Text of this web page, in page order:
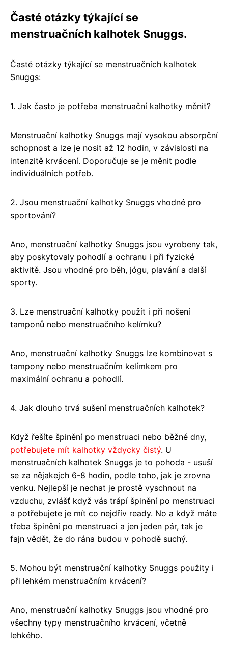
Časté otázky týkající se
menstruačních kalhotek Snuggs.
Časté otázky týkající se menstruačních kalhotek
Snuggs:
1. Jak často je potřeba menstruační kalhotky měnit?
Menstruační kalhotky Snuggs mají vysokou absorpční
schopnost a lze je nosit až 12 hodin, v závislosti na
intenzitě krvácení. Doporučuje se je měnit podle
individuálních potřeb.
2. Jsou menstruační kalhotky Snuggs vhodné pro
sportování?
Ano, menstruační kalhotky Snuggs jsou vyrobeny tak,
aby poskytovaly pohodlí a ochranu i při fyzické
aktivitě. Jsou vhodné pro běh, jógu, plavání a další
sporty.
3. Lze menstruační kalhotky použít i při nošení
tamponů nebo menstruačního kelímku?
Ano, menstruační kalhotky Snuggs lze kombinovat s
tampony nebo menstruačním kelímkem pro
maximální ochranu a pohodlí.
4. Jak dlouho trvá sušení menstruačních kalhotek?
Když řešíte špinění po menstruaci nebo běžné dny,
potřebujete mít kalhotky vždycky čistý. U
menstruačních kalhotek Snuggs je to pohoda - usuší
se za nějakejch 6-8 hodin, podle toho, jak je zrovna
venku. Nejlepší je nechat je prostě vyschnout na
vzduchu, zvlášť když vás trápí špinění po menstruaci
a potřebujete je mít co nejdřív ready. No a když máte
třeba špinění po menstruaci a jen jeden pár, tak je
fajn vědět, že do rána budou v pohodě suchý.
5. Mohou být menstruační kalhotky Snuggs použity i
při lehkém menstruačním krvácení?
Ano, menstruační kalhotky Snuggs jsou vhodné pro
všechny typy menstruačního krvácení, včetně
lehkého.